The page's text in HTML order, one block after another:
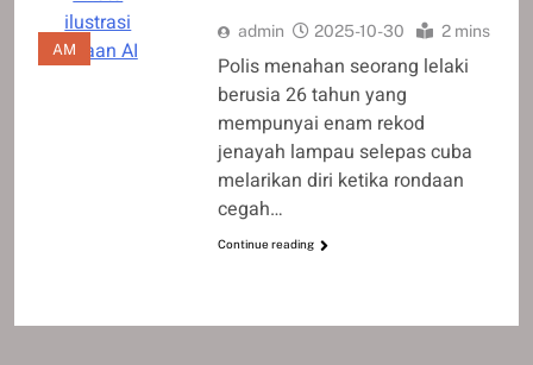
ilustrasi
janaan AI
AM
admin 2025-10-30 2 mins
Polis menahan seorang lelaki
berusia 26 tahun yang
mempunyai enam rekod
jenayah lampau selepas cuba
melarikan diri ketika rondaan
cegah…
Continue reading